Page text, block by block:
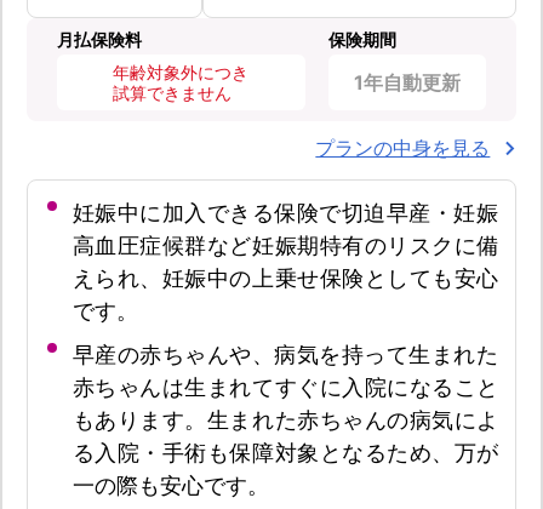
月払保険料
年齢対象外につき
試算できません
保険期間
1年自動更新
プランの中身を見る
妊娠中に加入できる保険で切迫早産・妊娠
高血圧症候群など妊娠期特有のリスクに備
えられ、妊娠中の上乗せ保険としても安心
です。
早産の赤ちゃんや、病気を持って生まれた
赤ちゃんは生まれてすぐに入院になること
もあります。生まれた赤ちゃんの病気によ
る入院・手術も保障対象となるため、万が
一の際も安心です。